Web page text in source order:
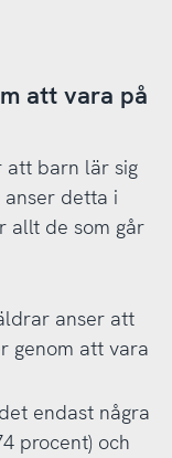
att vara på
att barn lär sig
detta i
allt de som går
anser att
genom att vara
endast några
procent) och